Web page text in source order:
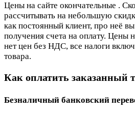
Цены на сайте окончательные .
рассчитывать на небольшую
как постоянный клиент, про неё
получения счета на оплату. Цены
нет цен без НДС, все налоги
товара.
Как оплатить заказанный
Безналичный банковский